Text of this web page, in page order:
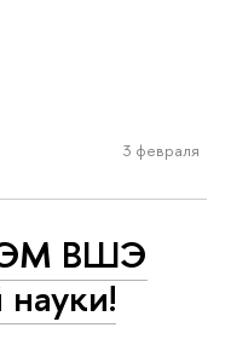
3 февраля
ВШЭ